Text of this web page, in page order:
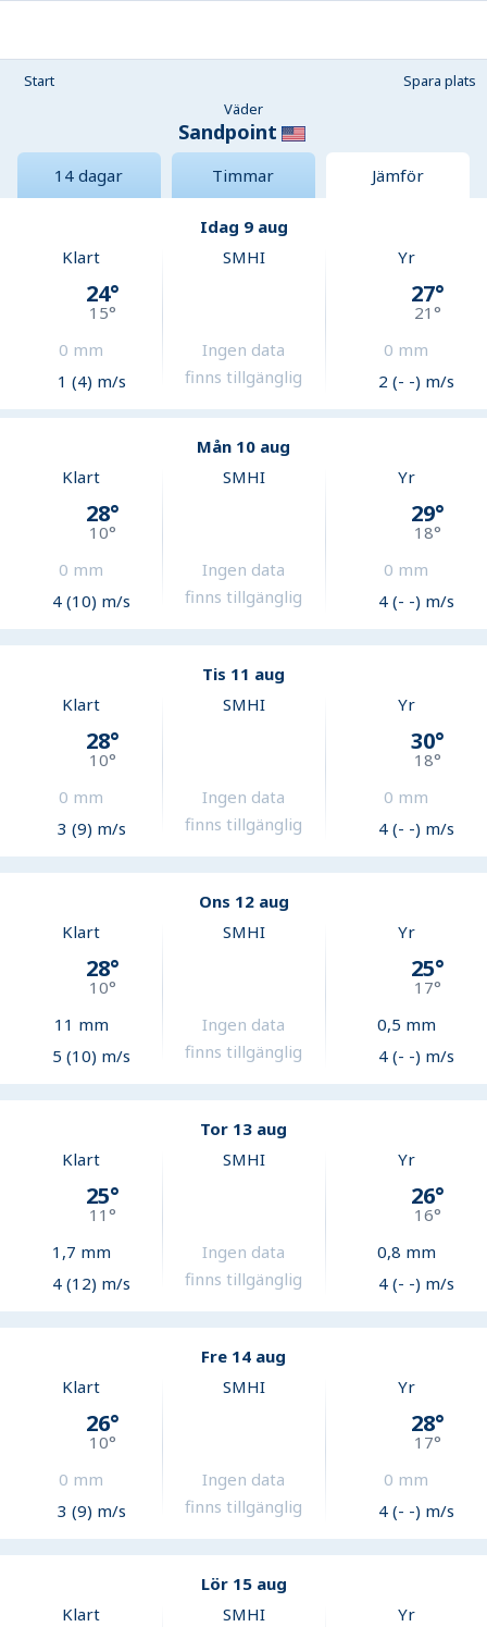
Start
Spara plats
Väder
Sandpoint
14 dagar Timmar Jämför
Idag 9 aug
Klart
24°
15°
0 mm
1 (4) m/s
SMHI
Ingen data
finns tillgänglig
Yr
27°
21°
0 mm
2 (- -) m/s
Mån 10 aug
Klart
28°
10°
0 mm
4 (10) m/s
SMHI
Ingen data
finns tillgänglig
Yr
29°
18°
0 mm
4 (- -) m/s
Tis 11 aug
Klart
28°
10°
0 mm
3 (9) m/s
SMHI
Ingen data
finns tillgänglig
Yr
30°
18°
0 mm
4 (- -) m/s
Ons 12 aug
Klart
28°
10°
11 mm
5 (10) m/s
SMHI
Ingen data
finns tillgänglig
Yr
25°
17°
0,5 mm
4 (- -) m/s
Tor 13 aug
Klart
25°
11°
1,7 mm
4 (12) m/s
SMHI
Ingen data
finns tillgänglig
Yr
26°
16°
0,8 mm
4 (- -) m/s
Fre 14 aug
Klart
26°
10°
0 mm
3 (9) m/s
SMHI
Ingen data
finns tillgänglig
Yr
28°
17°
0 mm
4 (- -) m/s
Lör 15 aug
Klart
SMHI Yr